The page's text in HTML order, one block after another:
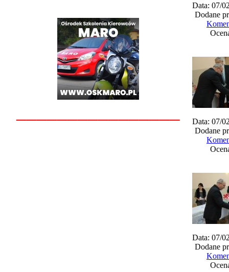
Data: 07/
Dodane
Data: 07/
Dodane
Data: 07/
Dodane